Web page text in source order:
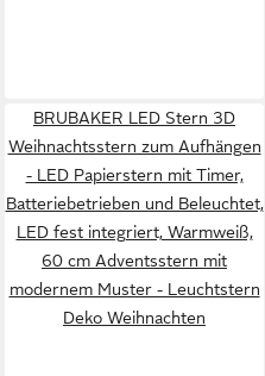
BRUBAKER LED Stern 3D
Weihnachtsstern zum Aufhängen
- LED Papierstern mit Timer,
Batteriebetrieben und Beleuchtet,
LED fest integriert, Warmweiß,
60 cm Adventsstern mit
modernem Muster - Leuchtstern
Deko Weihnachten